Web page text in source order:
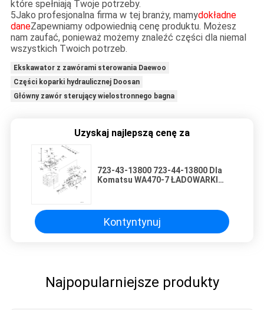
które spełniają Twoje potrzeby.
5Jako profesjonalna firma w tej branży, mamydokładne
daneZapewniamy odpowiednią cenę produktu. Możesz
nam zaufać, ponieważ możemy znaleźć części dla niemal
wszystkich Twoich potrzeb.
Ekskawator z zawórami sterowania Daewoo
Części koparki hydraulicznej Doosan
Główny zawór sterujący wielostronnego bagna
Uzyskaj najlepszą cenę za
723-43-13800 723-44-13800 Dla
Komatsu WA470-7 ŁADOWARKI
maszyn budowlanych Rynek
wtórny Wysokiej jakości oryginał
Kontyntynuj
Najpopularniejsze produkty